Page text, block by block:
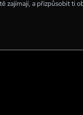
tě zajímají, a přizpůsobit ti